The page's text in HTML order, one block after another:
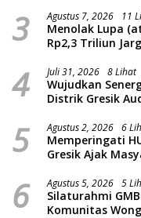
3 Agustus 7, 2026 11
Menolak Lupa
Rp2,3 Triliun
4 Juli 31, 2026 8 Lihat
Wujudkan
Distrik Gresik
Piatu
5 Agustus 2, 2026 6
Memperingati
Gresik Ajak
6 Agustus 5, 2026 5
Silaturahmi
Komunitas